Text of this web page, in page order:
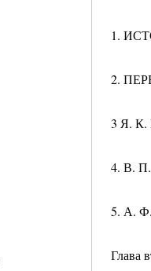
1.
2.
3 Я.
4. В.
5. А.
Глава